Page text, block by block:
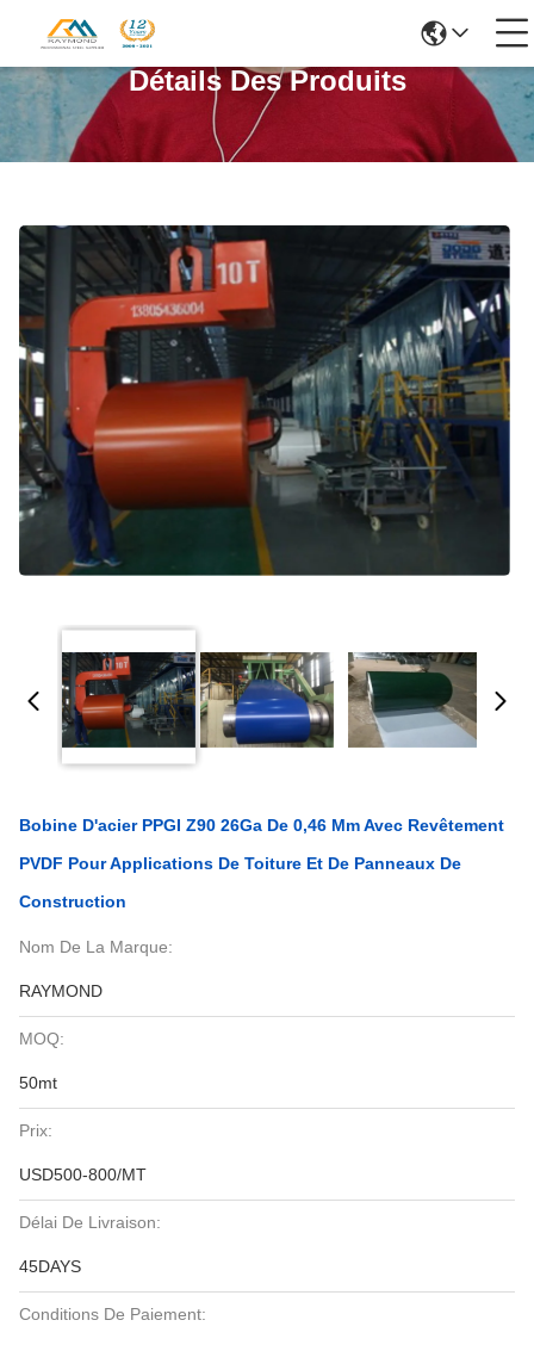
Détails Des Produits
Bobine D'acier PPGI Z90 26Ga De 0,46 Mm Avec Revêtement
PVDF Pour Applications De Toiture Et De Panneaux De
Construction
Nom De La Marque:
RAYMOND
MOQ:
50mt
Prix:
USD500-800/MT
Délai De Livraison:
45DAYS
Conditions De Paiement: